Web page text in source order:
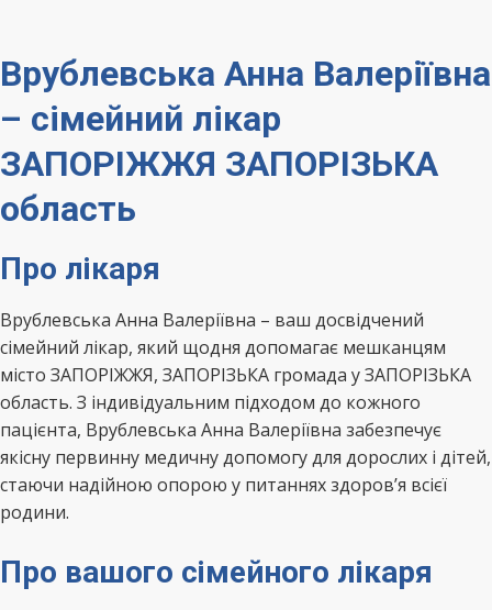
Врублевська Анна Валеріївна
– сімейний лікар
ЗАПОРІЖЖЯ ЗАПОРІЗЬКА
область
Про лікаря
Врублевська Анна Валеріївна – ваш досвідчений
сімейний лікар, який щодня допомагає мешканцям
місто ЗАПОРІЖЖЯ, ЗАПОРІЗЬКА громада у ЗАПОРІЗЬКА
область. З індивідуальним підходом до кожного
пацієнта, Врублевська Анна Валеріївна забезпечує
якісну первинну медичну допомогу для дорослих і дітей,
стаючи надійною опорою у питаннях здоров’я всієї
родини.
Про вашого сімейного лікаря